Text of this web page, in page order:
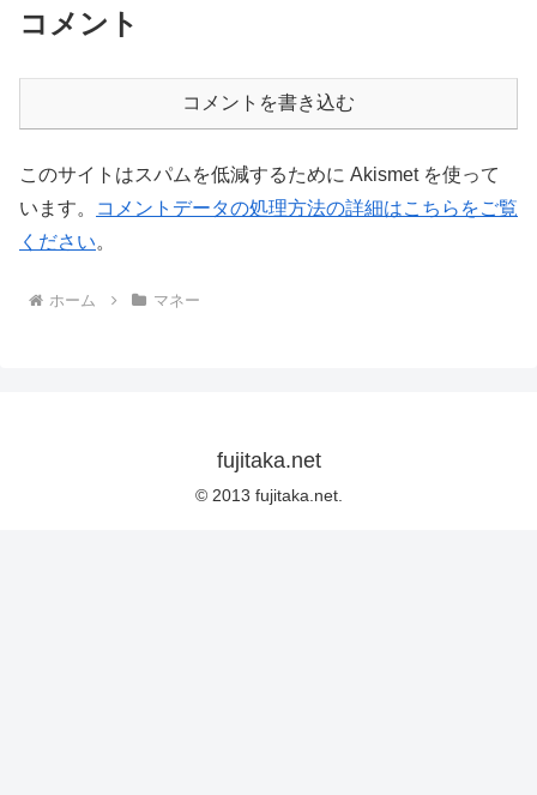
コメント
コメントを書き込む
このサイトはスパムを低減するために Akismet を使って
います。
コメントデータの処理方法の詳細はこちらをご覧
ください。
ホーム マネー
fujitaka.net
© 2013 fujitaka.net.